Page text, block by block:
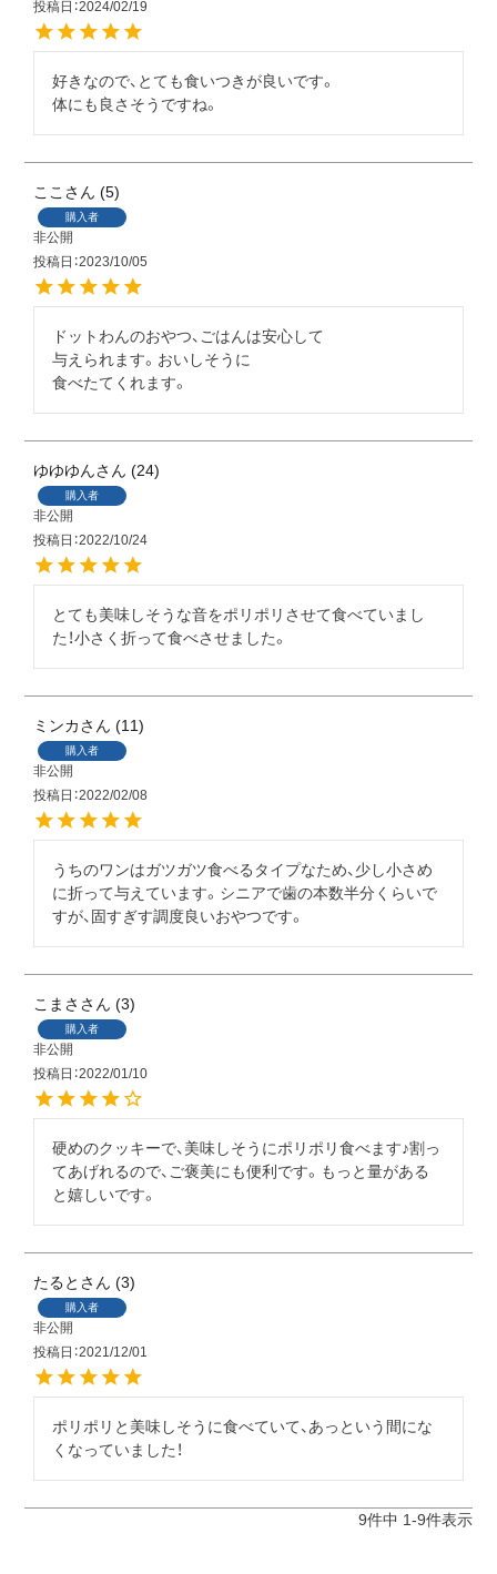
投稿日 2024/02/19
好きなので、とても食いつきが良いです。
体にも良さそうですね。
ここ 5
購入者
非公開
投稿日 2023/10/05
ドットわんのおやつ、ごはんは安心して
与えられます。おいしそうに
ゆゆゆん 24
購入者
非公開
投稿日 2022/10/24
とても美味しそうな音をポリポリさせて食べていまし
た！小さく折って食べさせました。
ミンカ 11
購入者
非公開
投稿日 2022/02/08
うちのワンはガツガツ食べるタイプなため、少し小さめ
に折って与えています。シニアで歯の本数半分くらいで
すが、固すぎす調度良いおやつです。
こまさ 3
購入者
非公開
投稿日 2022/01/10
硬めのクッキーで、美味しそうにポリポリ食べます♪割っ
てあげれるので、ご褒美にも便利です。もっと量がある
と嬉しいです。
たると 3
購入者
非公開
投稿日 2021/12/01
ポリポリと美味しそうに食べていて、あっという間にな
くなっていました！
9件中 1-9件表示